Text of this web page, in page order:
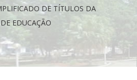
DE TÍTULOS DA
EDUCAÇÃO